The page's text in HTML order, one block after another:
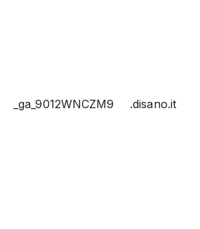
_ga_9012WNCZM9 .disano.it